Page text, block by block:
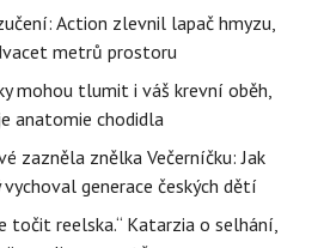
Action zlevnil lapač hmyzu,
metrů prostoru
mohou tlumit i váš krevní oběh,
anatomie chodidla
zazněla znělka Večerníčku: Jak
generace českých dětí
točit reelska.“ Katarzia o selhání,